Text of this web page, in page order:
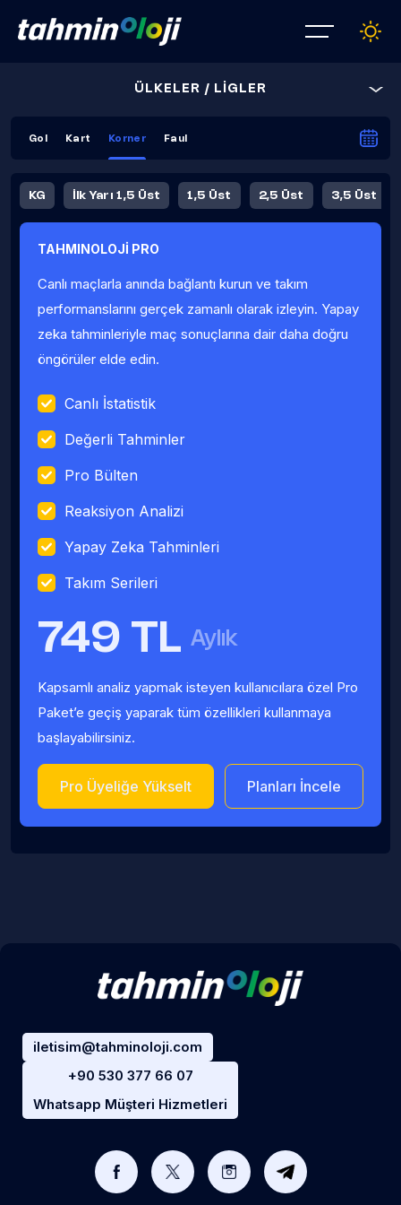
ÜLKELER / LİGLER
Gol Kart Korner Faul
KG İlk Yarı 1,5 Üst 1,5 Üst 2,5 Üst 3,5 Üst
Fauller Ortalama
TAHMINOLOJİ PRO
Canlı maçlarla anında bağlantı kurun ve takım
performanslarını gerçek zamanlı olarak izleyin. Yapay
zeka tahminleriyle maç sonuçlarına dair daha doğru
öngörüler elde edin.
Canlı İstatistik
Değerli Tahminler
Pro Bülten
Reaksiyon Analizi
Yapay Zeka Tahminleri
Takım Serileri
749 TL Aylık
Kapsamlı analiz yapmak isteyen kullanıcılara özel Pro
Paket’e geçiş yaparak tüm özellikleri kullanmaya
başlayabilirsiniz.
Pro Üyeliğe Yükselt Planları İncele
iletisim@tahminoloji.com
+90 530 377 66 07
Whatsapp Müşteri Hizmetleri